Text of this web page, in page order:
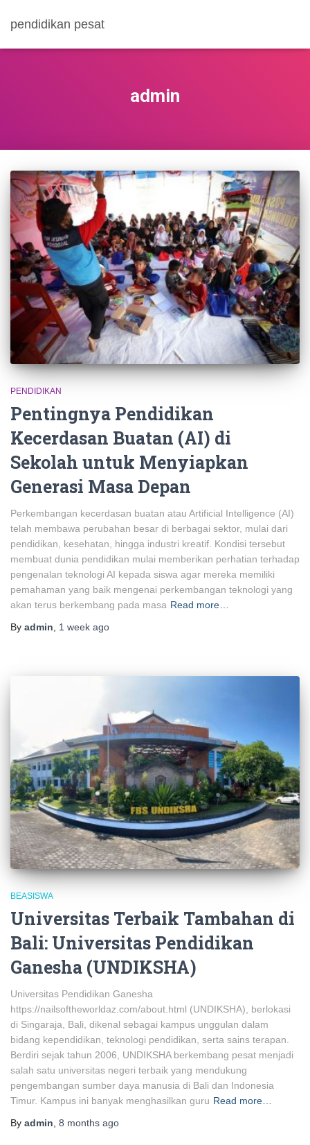
pendidikan pesat
admin
PENDIDIKAN
Pentingnya Pendidikan
Kecerdasan Buatan (AI) di
Sekolah untuk Menyiapkan
Generasi Masa Depan
Perkembangan kecerdasan buatan atau Artificial Intelligence (AI)
telah membawa perubahan besar di berbagai sektor, mulai dari
pendidikan, kesehatan, hingga industri kreatif. Kondisi tersebut
membuat dunia pendidikan mulai memberikan perhatian terhadap
pengenalan teknologi AI kepada siswa agar mereka memiliki
pemahaman yang baik mengenai perkembangan teknologi yang
akan terus berkembang pada masa Read more…
By admin 1 week ago
BEASISWA
Universitas Terbaik Tambahan di
Bali: Universitas Pendidikan
Ganesha (UNDIKSHA)
Universitas Pendidikan Ganesha
https://nailsoftheworldaz.com/about.html (UNDIKSHA), berlokasi
di Singaraja, Bali, dikenal sebagai kampus unggulan dalam
bidang kependidikan, teknologi pendidikan, serta sains terapan.
Berdiri sejak tahun 2006, UNDIKSHA berkembang pesat menjadi
salah satu universitas negeri terbaik yang mendukung
pengembangan sumber daya manusia di Bali dan Indonesia
Timur. Kampus ini banyak menghasilkan guru Read more…
By admin, 8 months ago